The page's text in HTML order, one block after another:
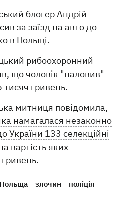
блогер Андрій
за заїзд на авто до
в Польщі.
рибоохоронний
що чоловік "наловив"
тисяч гривень.
митниця повідомила,
намагалася незаконно
України 133 селекційні
вартість яких
.
Польща злочин поліція